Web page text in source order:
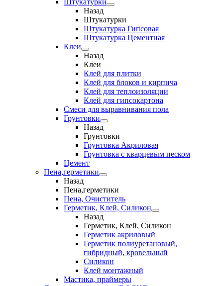
Штукатурки
Назад
Штукатурки
Штукатурка Гипсовая
Штукатурка Цементная
Клеи
Назад
Клеи
Клей для плитки
Клей для блоков и кирпича
Клей для теплоизоляции
Клей для гипсокартона
Смеси для выравнивания пола
Грунтовки
Назад
Грунтовки
Грунтовка Акриловая
Грунтовка с кварцевым песком
Цемент
Пена,герметики
Назад
Пена,герметики
Пена, Очиститель
Герметик, Клей, Силикон
Назад
Герметик, Клей, Силикон
Герметик акриловый
Герметик полиуретановый,
гибридный, кровельный
Силикон
Клей монтажный
Мастика, праймеры